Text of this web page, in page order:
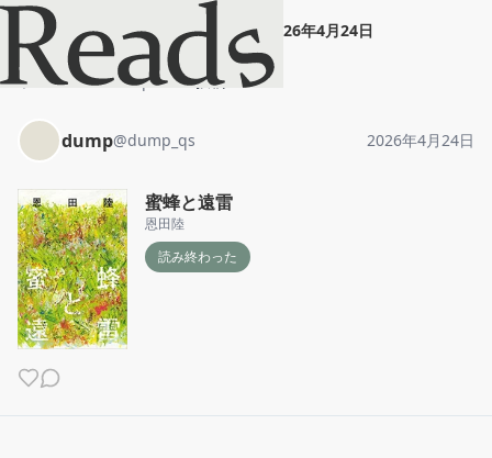
dump 蜜蜂と遠雷" 2026年4月24日
ホーム dump 投稿
dump@dump_qs 2026年4月24日
蜜蜂と遠雷
恩田陸
読み終わった